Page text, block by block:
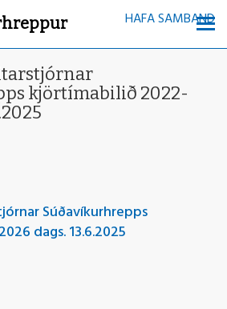
HAFA SAMBAND
kjörtímabilið 2022-
Súðavíkurhrepps
dags. 13.6.2025